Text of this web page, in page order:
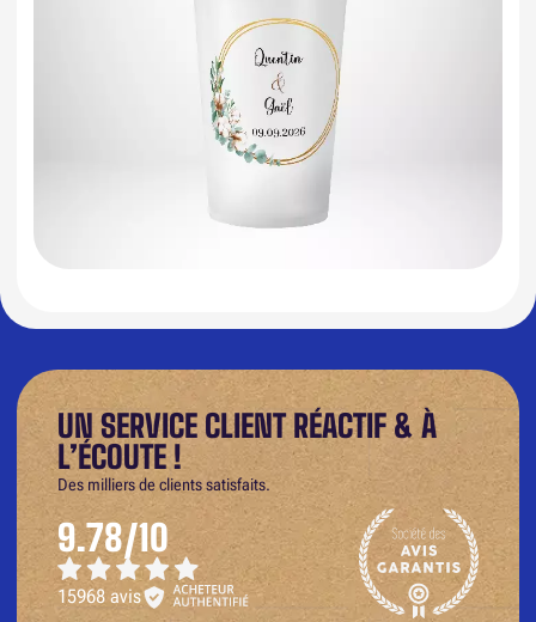
UN SERVICE CLIENT RÉACTIF & À
L’ÉCOUTE !
Des milliers de clients satisfaits.
9.78/10
15968 avis